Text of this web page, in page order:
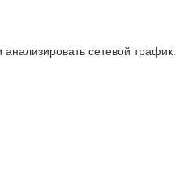
сетевой трафик.